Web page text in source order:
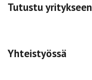
Tutustu yritykseen
Yhteistyössä